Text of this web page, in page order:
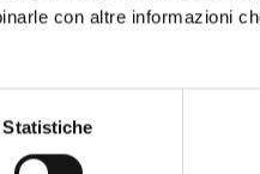
con altre informazioni
Statistiche
Matteo Pincella,
Alessio Colli (Nazionale